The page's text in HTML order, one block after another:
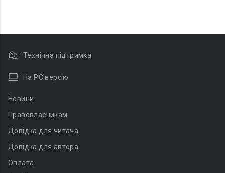
Технічна підтримка
На PC версію
Новини
Правовласникам
Довідка для читача
Довідка для автора
Оплата